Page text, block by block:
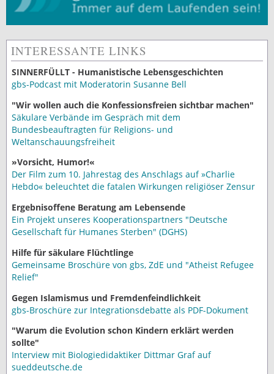
INTERESSANTE LINKS
SINNERFÜLLT - Humanistische Lebensgeschichten
gbs-Podcast mit Moderatorin Susanne Bell
"Wir wollen auch die Konfessionsfreien sichtbar machen"
Säkulare Verbände im Gespräch mit dem
Bundesbeauftragten für Religions- und
Weltanschauungsfreiheit
»Vorsicht, Humor!«
Der Film zum 10. Jahrestag des Anschlags auf »Charlie
Hebdo« beleuchtet die fatalen Wirkungen religiöser Zensur
Ergebnisoffene Beratung am Lebensende
Ein Projekt unseres Kooperationspartners "Deutsche
Gesellschaft für Humanes Sterben" (DGHS)
Hilfe für säkulare Flüchtlinge
Gemeinsame Broschüre von gbs, ZdE und "Atheist Refugee
Relief"
Gegen Islamismus und Fremdenfeindlichkeit
gbs-Broschüre zur Integrationsdebatte als PDF-Dokument
"Warum die Evolution schon Kindern erklärt werden
sollte"
Interview mit Biologiedidaktiker Dittmar Graf auf
sueddeutsche.de